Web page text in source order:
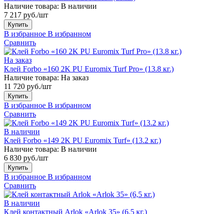
Наличие товара: В наличии
7 217 руб./шт
Купить
В избранное В избранном
Сравнить
На заказ
Клей Forbo «160 2K PU Euromix Turf Pro» (13.8 кг.)
Наличие товара: На заказ
11 720 руб./шт
Купить
В избранное В избранном
Сравнить
В наличии
Клей Forbo «149 2K PU Euromix Turf» (13.2 кг.)
Наличие товара: В наличии
6 830 руб./шт
Купить
В избранное В избранном
Сравнить
В наличии
Клей контактный Arlok «Arlok 35» (6,5 кг.)